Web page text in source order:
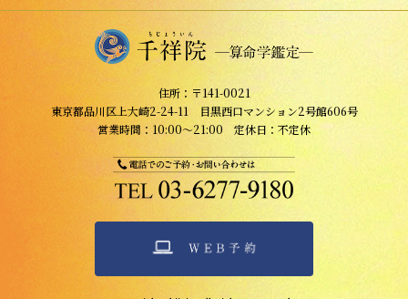
住所：〒141-0021
東京都品川区上大崎2-24-11 目黒西口マンション2号館606号
営業時間：10:00～21:00 定休日：不定休